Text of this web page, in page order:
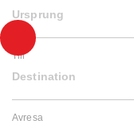
Ursprung
Till
Destination
Avresa